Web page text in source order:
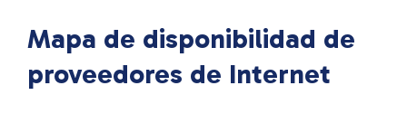
Mapa de disponibilidad de
proveedores de Internet